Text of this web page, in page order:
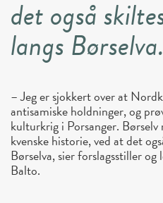
det også
langs Børselva.
– Jeg er sjokkert over at
antisamiske holdninger, og
kulturkrig i Porsanger. Børselv
kvenske historie, ved at det
Børselva, sier forslagsstiller
Balto.